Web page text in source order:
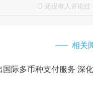
 还没有人评论过
相关
际多币种支付服务 深